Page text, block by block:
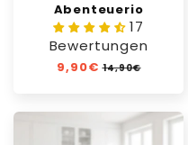
Abenteuerio
17
Bewertungen
Normaler
9,90€ Verkaufspreis
14,90€